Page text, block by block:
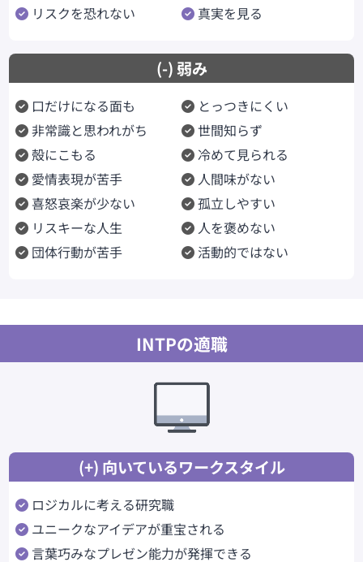
リスクを恐れない
真実を見る
(-) 弱み
口だけになる面も
非常識と思われがち
殻にこもる
愛情表現が苦手
喜怒哀楽が少ない
リスキーな人生
団体行動が苦手
とっつきにくい
世間知らず
冷めて見られる
人間味がない
孤立しやすい
人を褒めない
活動的ではない
INTPの適職
(+) 向いているワークスタイル
ロジカルに考える研究職
ユニークなアイデアが重宝される
言葉巧みなプレゼン能力が発揮できる